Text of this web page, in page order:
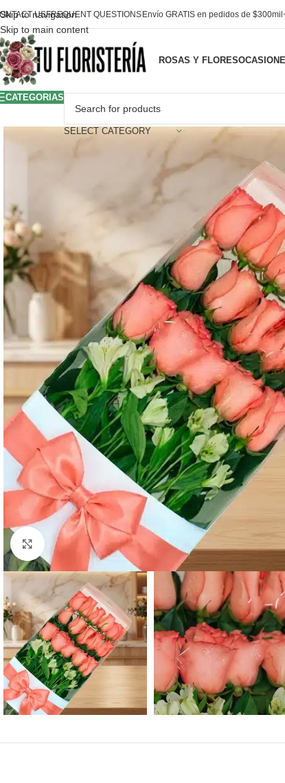
Skip to navigation
Skip to main content
USFREQUENT QUESTIONSEnvío GRATIS en pedidos de
ROSAS Y FLORES
CATEGORIAS
SELECT CATEGORY
Click to enlarge